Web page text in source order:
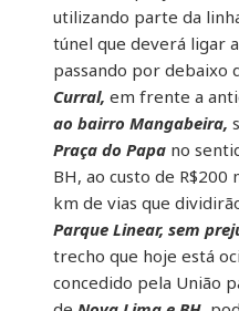
utilizando parte da
túnel que deverá ligar
passando por debaixo
Curral, em frente a
ao bairro Mangabeira,
Praça do Papa no
BH, ao custo de R$200
km de vias que
Parque Linear, sem
trecho que hoje está
concedido pela União